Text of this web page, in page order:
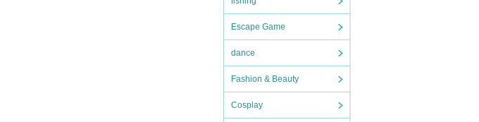
Escape Game
dance
Fashion & Beauty
Cosplay